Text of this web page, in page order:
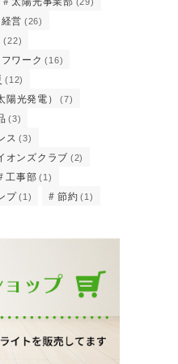
経営 (26)
(22)
ワーク (16)
(12)
光発電） (7)
(3)
ス (3)
オンズクラブ (2)
工事部 (1)
プ (1) 節約 (1)